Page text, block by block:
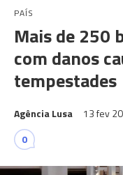
PAÍS
Mais de 250
com danos
tempestades
Agência Lusa 13 fev
0